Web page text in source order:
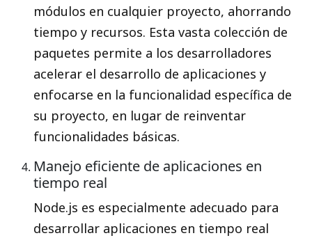
módulos en cualquier proyecto, ahorrando
tiempo y recursos. Esta vasta colección de
paquetes permite a los desarrolladores
acelerar el desarrollo de aplicaciones y
enfocarse en la funcionalidad específica de
su proyecto, en lugar de reinventar
funcionalidades básicas.
Manejo eficiente de aplicaciones en
tiempo real
Node.js es especialmente adecuado para
desarrollar aplicaciones en tiempo real